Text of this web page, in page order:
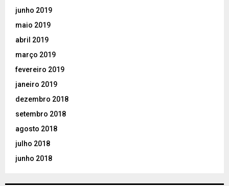
junho 2019
maio 2019
abril 2019
março 2019
fevereiro 2019
janeiro 2019
dezembro 2018
setembro 2018
agosto 2018
julho 2018
junho 2018